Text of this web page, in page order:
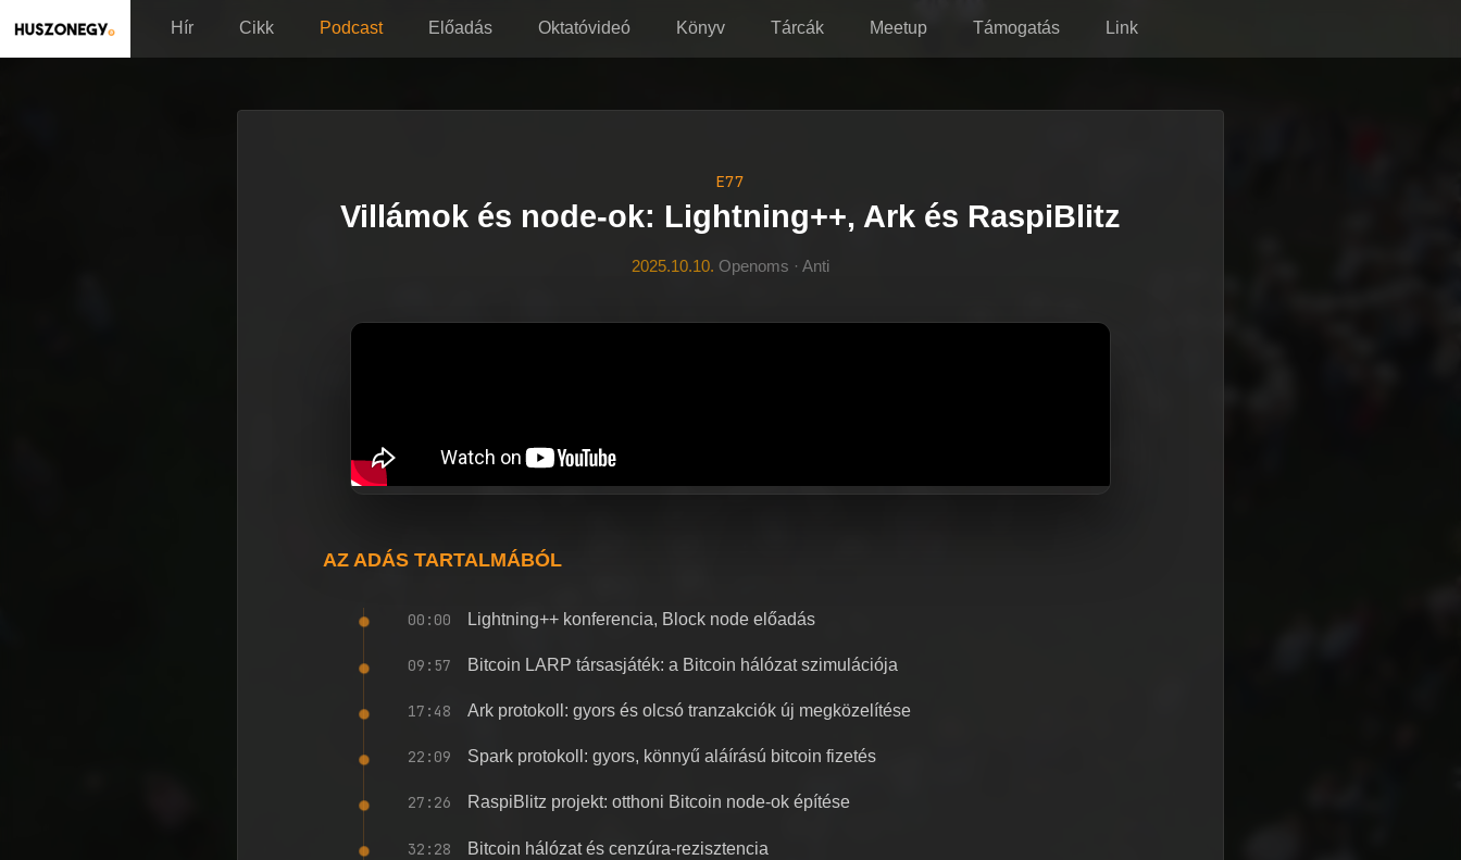
Hír Cikk Podcast Előadás Oktatóvideó Könyv Tárcák Meetup Támogatás Link
E77
Villámok és node-ok: Lightning++, Ark és RaspiBlitz
2025.10.10. Openoms · Anti
AZ ADÁS TARTALMÁBÓL
00:00 Lightning++ konferencia, Block node előadás
09:57 Bitcoin LARP társasjáték: a Bitcoin hálózat szimulációja
17:48 Ark protokoll: gyors és olcsó tranzakciók új megközelítése
22:09 Spark protokoll: gyors, könnyű aláírású bitcoin fizetés
27:26 RaspiBlitz projekt: otthoni Bitcoin node-ok építése
32:28 Bitcoin hálózat és cenzúra-rezisztencia